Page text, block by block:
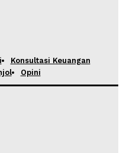
Konsultasi Keuangan
Opini